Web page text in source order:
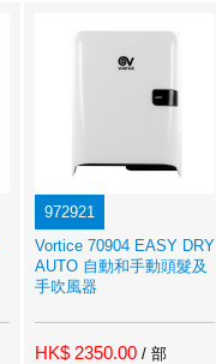
972921
Vortice 70904 EASY DRY
AUTO 自動和手動頭髮及
手吹風器
HK$ 2350.00 / 部